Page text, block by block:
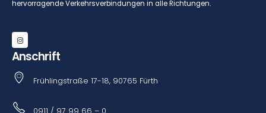
hervorragende Verkehrsverbindungen in alle Richtungen.
Anschrift
Frühlingstraße 17-18, 90765 Fürth
0911 / 97 99 66 – 0